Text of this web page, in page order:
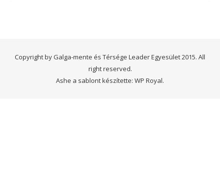
Copyright by Galga-mente és Térsége Leader Egyesület 2015. All
right reserved.
Ashe a sablont készítette: WP Royal.